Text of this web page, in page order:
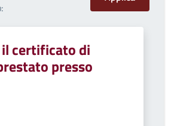
il certificato di
presso